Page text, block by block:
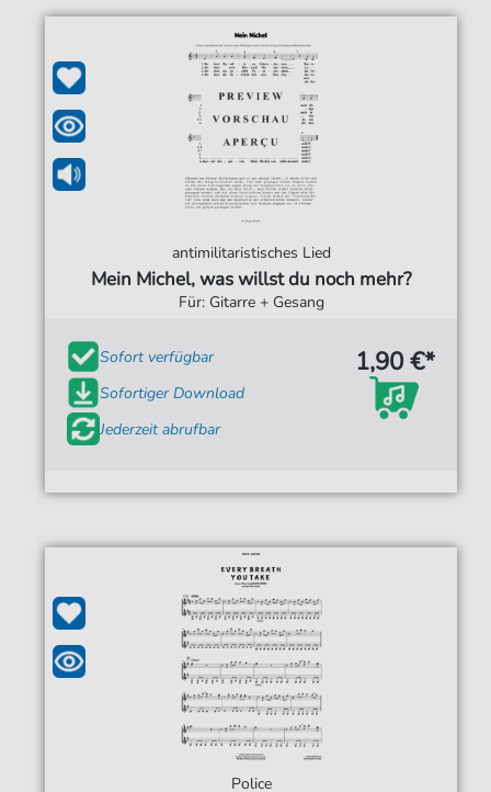
antimilitaristisches Lied
Mein Michel, was willst du noch mehr?
Für: Gitarre + Gesang
Sofort verfügbar
Sofortiger Download
Jederzeit abrufbar
1,90 €*
Police